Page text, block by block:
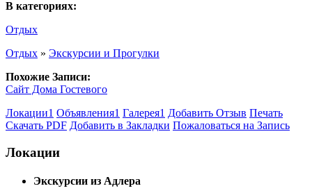
В категориях:
Отдых
Отдых » Экскурсии и Прогулки
Похожие Записи:
Сайт Дома Гостевого
Локации1 Объявления1 Галерея1 Добавить Отзыв Печать
Скачать PDF Добавить в Закладки Пожаловаться на Запись
Локации
Экскурсии из Адлера